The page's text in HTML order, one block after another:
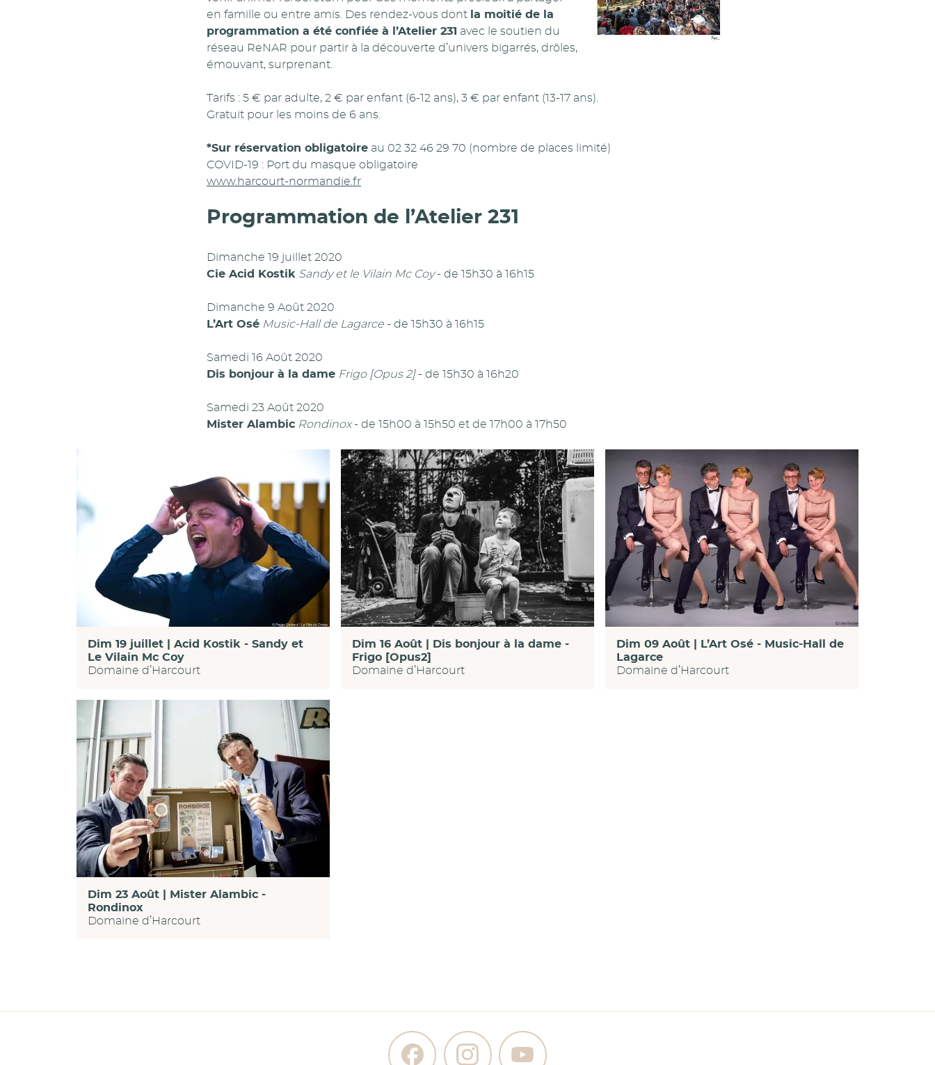
en famille ou entre amis. Des rendez-vous dont la moitié de la
programmation a été confiée à l’Atelier 231 avec le soutien du
réseau ReNAR pour partir à la découverte d’univers bigarrés, drôles,
émouvant, surprenant.
Tarifs : 5 € par adulte, 2 € par enfant (6-12 ans), 3 € par enfant (13-17 ans).
Gratuit pour les moins de 6 ans.
*Sur réservation obligatoire au 02 32 46 29 70 (nombre de places limité)
COVID-19 : Port du masque obligatoire
www.harcourt-normandie.fr
Programmation de l’Atelier 231
Dimanche 19 juillet 2020
Cie Acid Kostik Sandy et le Vilain Mc Coy- de 15h30 à 16h15
Dimanche 9 Août 2020
L’Art Osé Music-Hall de Lagarce - de 15h30 à 16h15
Samedi 16 Août 2020
Dis bonjour à la dame Frigo [Opus 2]- de 15h30 à 16h20
Samedi 23 Août 2020
Mister Alambic Rondinox- de 15h00 à 15h50 et de 17h00 à 17h50
Dim 19 juillet | Acid Kostik - Sandy et
Le Vilain Mc Coy
Domaine d’Harcourt
Dim 16 Août | Dis bonjour à la dame -
Frigo [Opus2]
Domaine d’Harcourt
Dim 09 Août | L’Art Osé - Music-Hall de
Lagarce
Domaine d’Harcourt
Dim 23 Août | Mister Alambic -
Rondinox
Domaine d’Harcourt